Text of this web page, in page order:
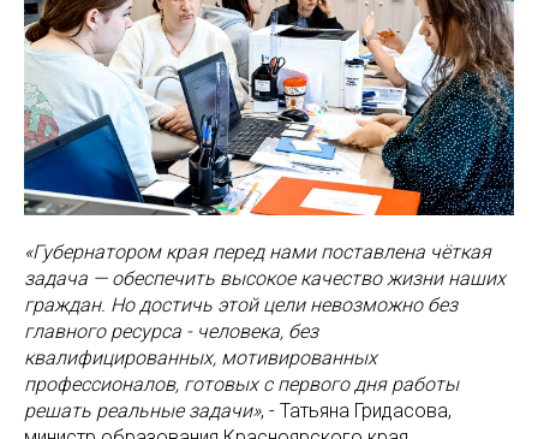
«Губернатором края перед нами поставлена чёткая
задача — обеспечить высокое качество жизни наших
граждан. Но достичь этой цели невозможно без
главного ресурса - человека, без
квалифицированных, мотивированных
профессионалов, готовых с первого дня работы
решать реальные задачи», - Татьяна Гридасова,